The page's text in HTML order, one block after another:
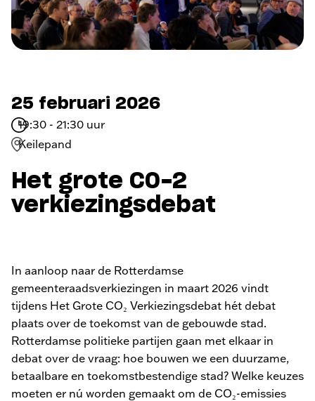
25 februari 2026
19:30 - 21:30 uur
Keilepand
Het grote CO-2
verkiezingsdebat
In aanloop naar de Rotterdamse
gemeenteraadsverkiezingen in maart 2026 vindt
tijdens Het Grote CO₂ Verkiezingsdebat hét debat
plaats over de toekomst van de gebouwde stad.
Rotterdamse politieke partijen gaan met elkaar in
debat over de vraag: hoe bouwen we een duurzame,
betaalbare en toekomstbestendige stad? Welke keuzes
moeten er nú worden gemaakt om de CO₂-emissies